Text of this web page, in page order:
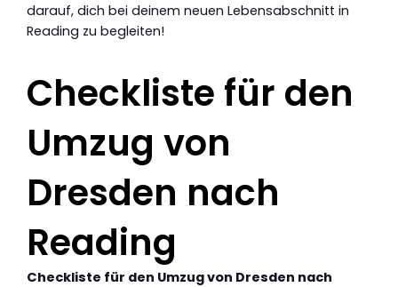
darauf, dich bei deinem neuen Lebensabschnitt in
Reading zu begleiten!
Checkliste für den
Umzug von
Dresden nach
Reading
Checkliste für den Umzug von Dresden nach